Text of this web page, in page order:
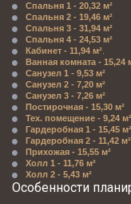
Спальня 1 - 20,32 м²
Спальня 2 - 19,46 м²
Спальня 3 - 31,94 м²
Спальня 4 - 24,53 м²
Кабинет - 11,94 м²
Ванная комната - 15,24
Санузел 1 - 9,53 м²
Санузел 2 - 7,20 м²
Санузел 3 - 7,26 м²
Постирочная - 15,30 м²
Тех. помещение - 9,24 м²
Гардеробная 1 - 15,45 м²
Гардеробная 2 - 11,42 м²
Прихожая - 15,55 м²
Холл 1 - 11,76 м²
Холл 2 - 5,43 м²
Особенности